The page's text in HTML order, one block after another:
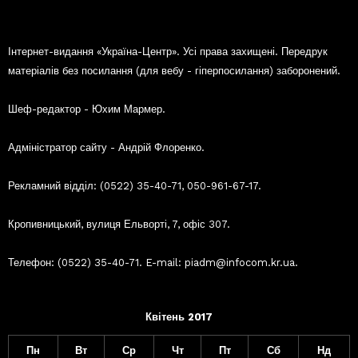
Інтернет-видання «Україна-Центр». Усі права захищені. Передрук
матеріалів без посилання (для вебу - гіперпосилання) заборонений.
Шеф-редактор - Юхим Мармер.
Адміністратор сайту - Андрій Флоренко.
Рекламний відділ: (0522) 35-40-71, 050-961-67-17.
Кропивницький, вулиця Ельворті, 7, офіс 307.
Телефон: (0522) 35-40-71. E-mail: piadm@infocom.kr.ua.
Квітень 2017
Пн Вт Ср Чт Пт Сб Нд